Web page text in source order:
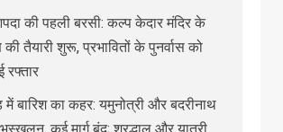
की पहली बरसी: कल्प केदार मंदिर के
की तैयारी शुरू, प्रभावितों के पुनर्वास को
रफ्तार
में बारिश का कहर: यमुनोत्री और बदरीनाथ